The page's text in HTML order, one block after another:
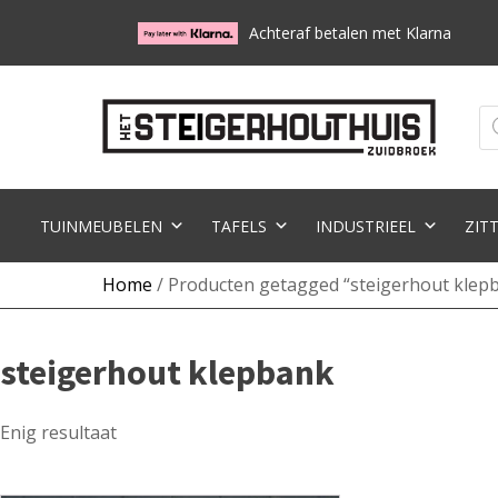
Achteraf betalen met Klarna
TUINMEUBELEN TAFELS INDUSTRIEEL
Home / Producten getagged “steigerhout
steigerhout klepbank
Enig resultaat